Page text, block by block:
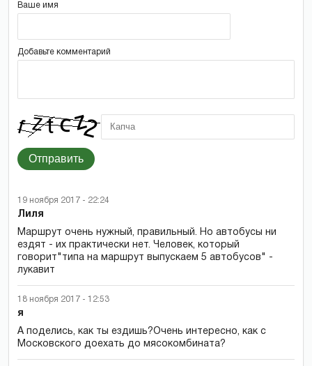
Ваше имя
Добавьте комментарий
Отправить
19 ноября 2017 - 22:24
Лиля
Маршрут очень нужный, правильный. Но автобусы ни
ездят - их практически нет. Человек, который
говорит"типа на маршрут выпускаем 5 автобусов" -
лукавит
18 ноября 2017 - 12:53
я
А поделись, как ты ездишь?Очень интересно, как с
Московского доехать до мясокомбината?